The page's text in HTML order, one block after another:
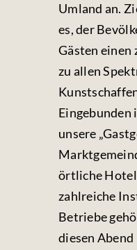
Umland an.
es, der
Gästen einen
zu allen
Eingebunden
unsere
örtliche
zahlreiche
Betriebe
diesen Abend